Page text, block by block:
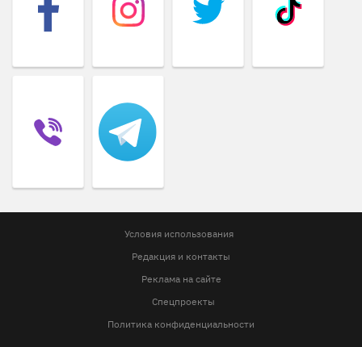
Условия использования
Редакция и контакты
Реклама на сайте
Спецпроекты
Политика конфиденциальности